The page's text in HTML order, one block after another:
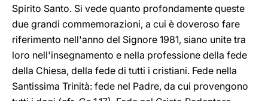
Spirito Santo. Si vede quanto profondamente queste
due grandi commemorazioni, a cui è doveroso fare
riferimento nell'anno del Signore 1981, siano unite tra
loro nell'insegnamento e nella professione della fede
della Chiesa, della fede di tutti i cristiani. Fede nella
Santissima Trinità: fede nel Padre, da cui provengono